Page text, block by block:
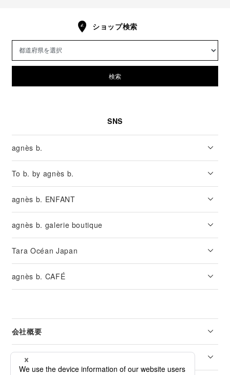
ショップ検索
検索
SNS
agnès b.
To b. by agnès b.
agnès b. ENFANT
agnès b. galerie boutique
Tara Océan Japan
agnès b. CAFÉ
会社概要
リーガル